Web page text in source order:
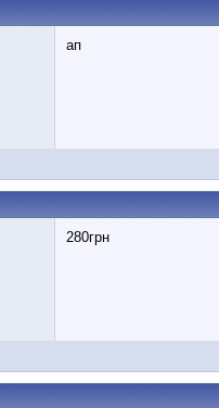
ап
280грн